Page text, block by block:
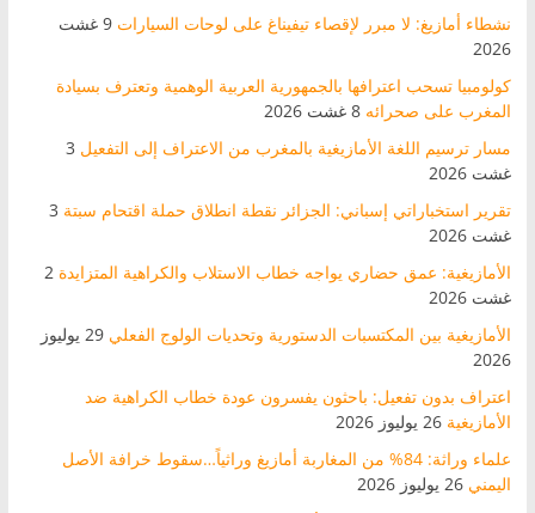
نشطاء أمازيغ: لا مبرر لإقصاء تيفيناغ على لوحات السيارات
9 غشت
2026
كولومبيا تسحب اعترافها بالجمهورية العربية الوهمية وتعترف بسيادة
المغرب على صحرائه 8 غشت 2026
مسار ترسيم اللغة الأمازيغية بالمغرب من الاعتراف إلى التفعيل 3
غشت 2026
تقرير استخباراتي إسباني: الجزائر نقطة انطلاق حملة اقتحام سبتة 3
غشت 2026
الأمازيغية: عمق حضاري يواجه خطاب الاستلاب والكراهية المتزايدة 2
غشت 2026
الأمازيغية بين المكتسبات الدستورية وتحديات الولوج الفعلي
29 يوليوز
2026
اعتراف بدون تفعيل: باحثون يفسرون عودة خطاب الكراهية ضد
الأمازيغية 26 يوليوز 2026
علماء وراثة: 84% من المغاربة أمازيغ وراثياً…سقوط خرافة الأصل
اليمني 26 يوليوز 2026